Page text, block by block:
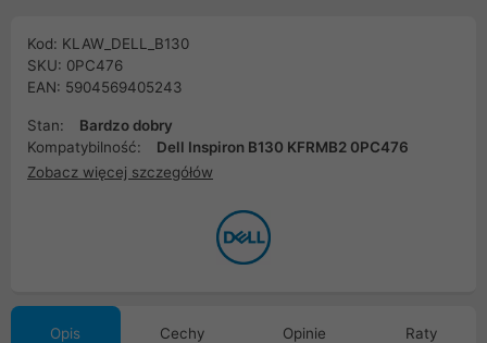
Kod: KLAW_DELL_B130
SKU: 0PC476
EAN: 5904569405243
Stan:
Bardzo dobry
Kompatybilność:
Dell Inspiron B130 KFRMB2 0PC476
Zobacz więcej szczegółów
Opis Cechy Opinie Raty